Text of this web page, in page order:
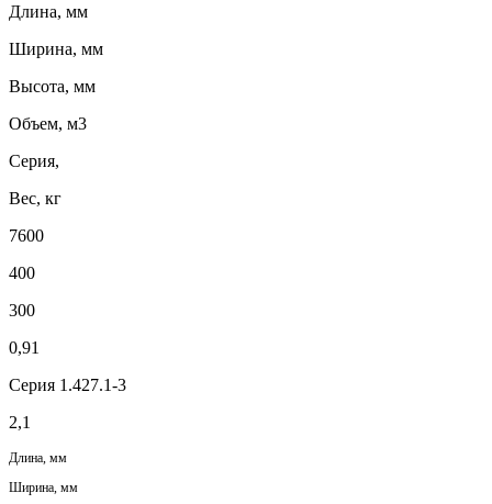
Длина, мм
Ширина, мм
Высота, мм
Объем, м3
Серия,
Вес, кг
7600
400
300
0,91
Серия 1.427.1-3
2,1
Длина, мм
Ширина, мм